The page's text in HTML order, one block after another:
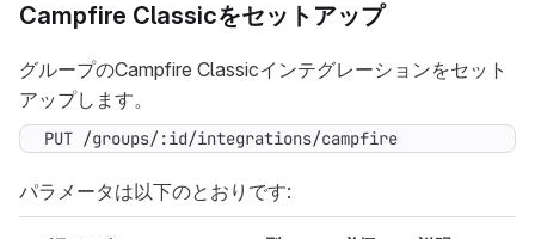
Campfire Classicをセットアップ
グループのCampfire Classicインテグレーションをセット
アップします。
PUT /groups/:id/integrations/campfire
パラメータは以下のとおりです: